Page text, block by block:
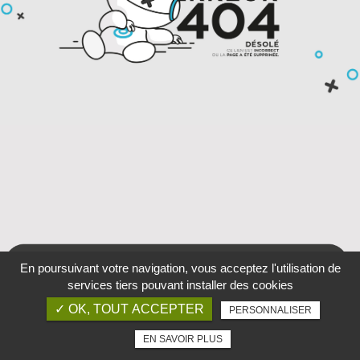
En poursuivant votre navigation, vous acceptez l'utilisation de
services tiers pouvant installer des cookies
✓ OK, TOUT ACCEPTER
PERSONNALISER
EN SAVOIR PLUS